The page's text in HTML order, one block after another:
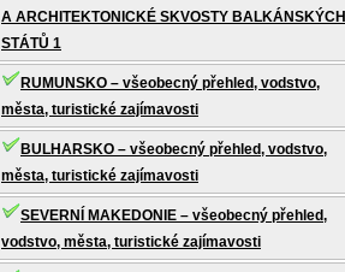
A ARCHITEKTONICKÉ SKVOSTY BALKÁNSKÝCH
STÁTŮ 1
RUMUNSKO – všeobecný přehled, vodstvo,
města, turistické zajímavosti
BULHARSKO – všeobecný přehled, vodstvo,
města, turistické zajímavosti
SEVERNÍ MAKEDONIE – všeobecný přehled,
vodstvo, města, turistické zajímavosti